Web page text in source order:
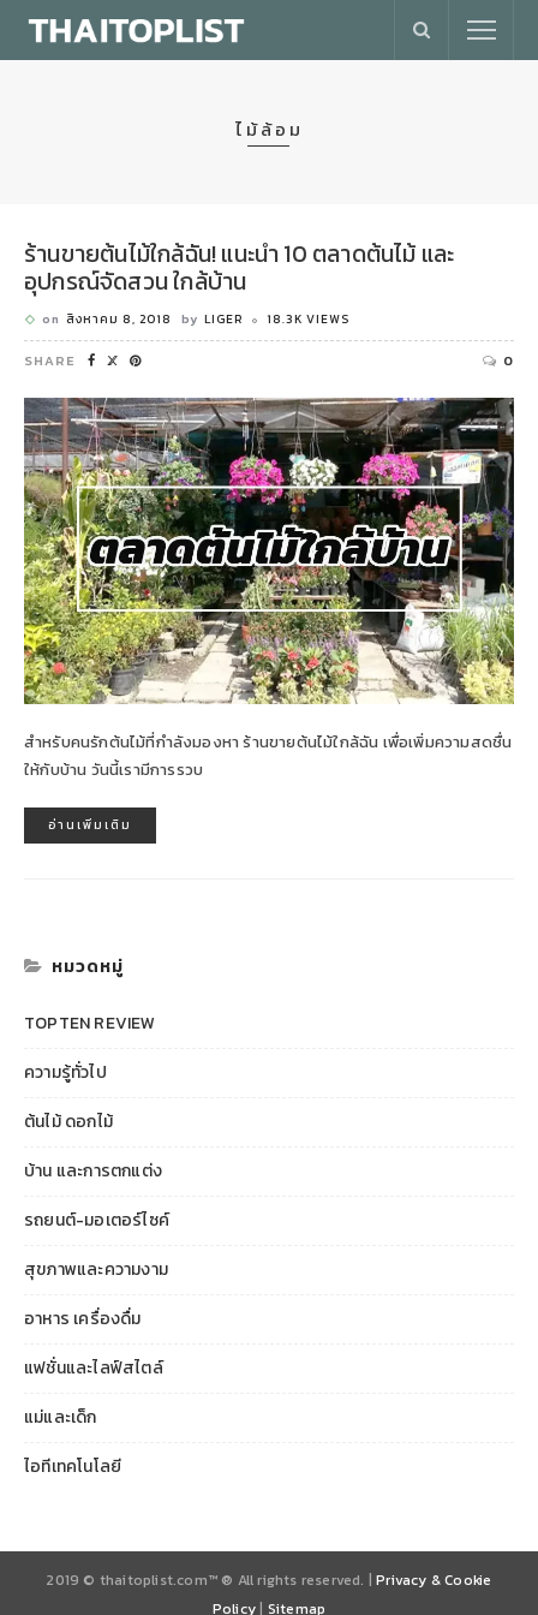
ไม้ล้อม
ร้านขายต้นไม้ใกล้ฉัน! แนะนำ 10 ตลาดต้นไม้ และ
อุปกรณ์จัดสวน ใกล้บ้าน
on สิงหาคม 8, 2018 by LIGER 18.3K VIEWS
SHARE 0
สำหรับคนรักต้นไม้ที่กำลังมองหา ร้านขายต้นไม้ใกล้ฉัน เพื่อเพิ่มความสดชื่น
ให้กับบ้าน วันนี้เรามีการรวบ
อ่านเพิ่มเติม
หมวดหมู่
TOPTEN REVIEW
ความรู้ทั่วไป
ต้นไม้ ดอกไม้
บ้าน และการตกแต่ง
รถยนต์-มอเตอร์ไซค์
สุขภาพและความงาม
อาหาร เครื่องดื่ม
แฟชั่นและไลฟ์สไตล์
แม่และเด็ก
ไอทีเทคโนโลยี
2019 © thaitoplist.com™ ® All rights reserved. |Privacy & Cookie
Policy| Sitemap